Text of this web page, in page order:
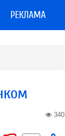
РЕКЛАМА
340